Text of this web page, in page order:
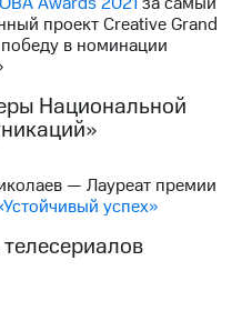
проект Creative Grand
в номинации
Национальной
— Лауреат премии
успех»